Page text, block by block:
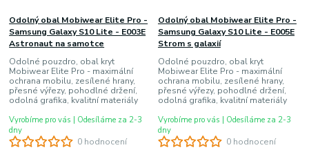
0 hodnocení
Odolný obal Mobiwear Elite Pro -
Samsung Galaxy S10 Lite - E003E
Astronaut na samotce
Odolné pouzdro, obal kryt
Mobiwear Elite Pro - maximální
ochrana mobilu, zesílené hrany,
přesné výřezy, pohodlné držení,
odolná grafika, kvalitní materiály
Vyrobíme pro vás | Odesíláme za 2-3
dny
0 hodnocení
Odolný obal Mobiwear Elite Pro -
Samsung Galaxy S10 Lite - E005E
Strom s galaxií
Odolné pouzdro, obal kryt
Mobiwear Elite Pro - maximální
ochrana mobilu, zesílené hrany,
přesné výřezy, pohodlné držení,
odolná grafika, kvalitní materiály
Vyrobíme pro vás | Odesíláme za 2-3
dny